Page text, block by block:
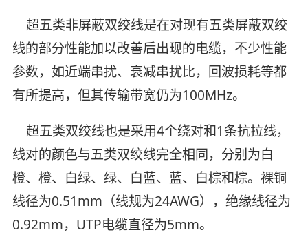
超五类非屏蔽双绞线是在对现有五类屏蔽双绞
线的部分性能加以改善后出现的电缆，不少性能
参数，如近端串扰、衰减串扰比，回波损耗等都
有所提高，但其传输带宽仍为100MHz。
超五类双绞线也是采用4个绕对和1条抗拉线，
线对的颜色与五类双绞线完全相同，分别为白
橙、橙、白绿、绿、白蓝、蓝、白棕和棕。裸铜
线径为0.51mm（线规为24AWG），绝缘线径为
0.92mm，UTP电缆直径为5mm。